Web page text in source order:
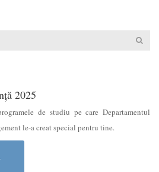
2025
de studiu pe care Departamentul
le-a creat special pentru tine.